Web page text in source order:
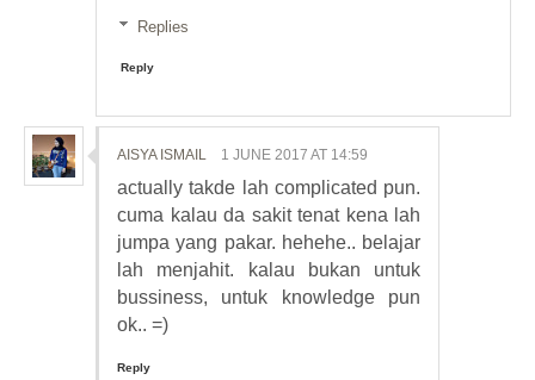
Replies
Reply
AISYA ISMAIL 1 JUNE 2017 AT 14:59
actually takde lah complicated pun.
cuma kalau da sakit tenat kena lah
jumpa yang pakar. hehehe.. belajar
lah menjahit. kalau bukan untuk
bussiness, untuk knowledge pun
ok.. =)
Reply